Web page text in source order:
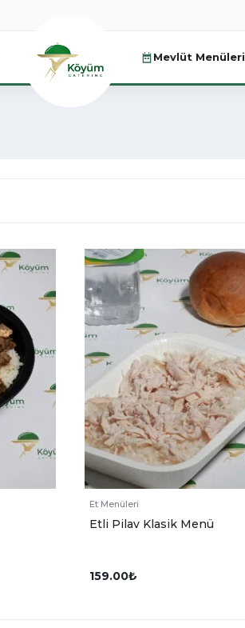
Mevlüt Menüleri
Et Menüleri
Etli Pilav Klasik Menü
159.00₺